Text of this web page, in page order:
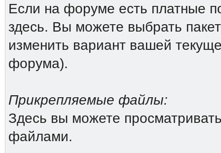
Если на форуме есть платные
здесь. Вы можете выбрать
изменить вариант вашей
форума).
Прикрепляемые файлы:
Здесь вы можете
файлами.